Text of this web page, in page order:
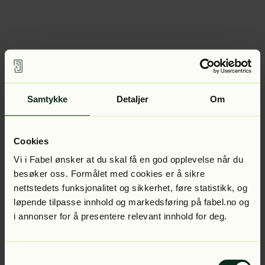
Samtykke Detaljer Om
Cookies
Vi i Fabel ønsker at du skal få en god opplevelse når du
besøker oss. Formålet med cookies er å sikre
nettstedets funksjonalitet og sikkerhet, føre statistikk, og
løpende tilpasse innhold og markedsføring på fabel.no og
i annonser for å presentere relevant innhold for deg.